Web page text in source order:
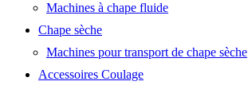
Machines à chape fluide
Chape sèche
Machines pour transport de chape sèche
Accessoires Coulage